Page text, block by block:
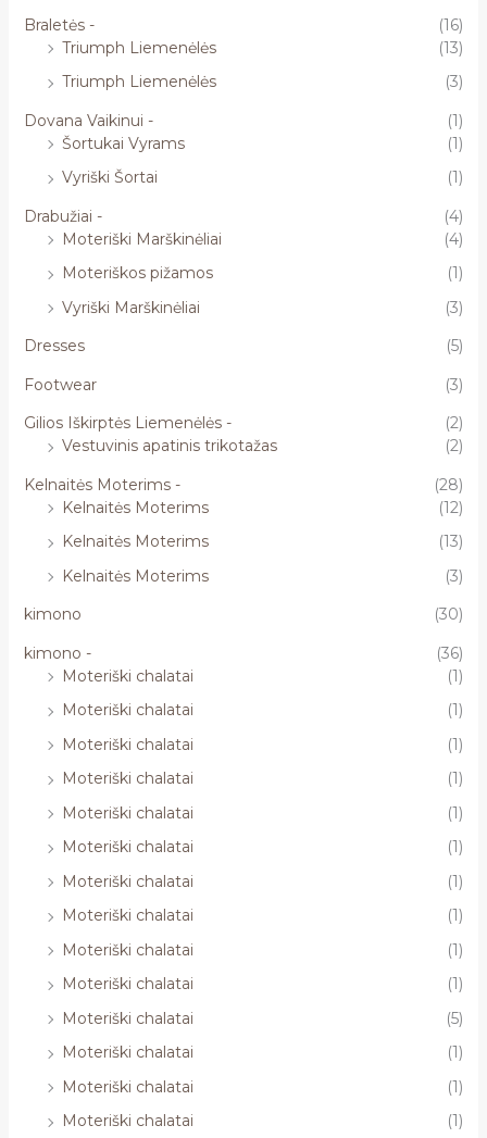
Braletės -
(16)
Triumph Liemenėlės
(13)
Triumph Liemenėlės
(3)
Dovana Vaikinui -
(1)
Šortukai Vyrams
(1)
Vyriški Šortai
(1)
Drabužiai -
(4)
Moteriški Marškinėliai
(4)
Moteriškos pižamos
(1)
Vyriški Marškinėliai
(3)
Dresses
(5)
Footwear
(3)
Gilios Iškirptės Liemenėlės -
(2)
Vestuvinis apatinis trikotažas
(2)
Kelnaitės Moterims -
(28)
Kelnaitės Moterims
(12)
Kelnaitės Moterims
(13)
Kelnaitės Moterims
(3)
kimono
(30)
kimono -
(36)
Moteriški chalatai
(1)
Moteriški chalatai
(1)
Moteriški chalatai
(1)
Moteriški chalatai
(1)
Moteriški chalatai
(1)
Moteriški chalatai
(1)
Moteriški chalatai
(1)
Moteriški chalatai
(1)
Moteriški chalatai
(1)
Moteriški chalatai
(1)
Moteriški chalatai
(5)
Moteriški chalatai
(1)
Moteriški chalatai
(1)
Moteriški chalatai
(1)